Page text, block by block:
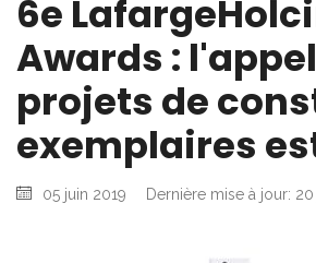
6e
Awards :
projets de
exemplaires
05 juin 2019 Dernière mise à jour: